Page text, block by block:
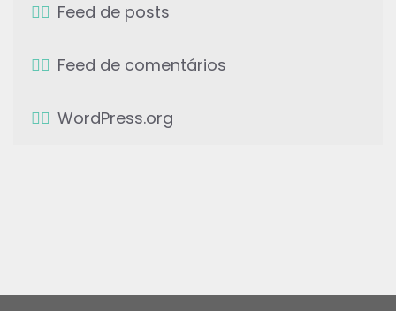
Feed de posts
Feed de comentários
WordPress.org